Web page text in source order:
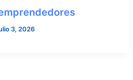
3, 2026